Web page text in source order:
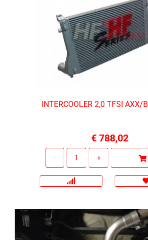
INTERCOOLER 2,0 TFSI AXX/
€ 788,02